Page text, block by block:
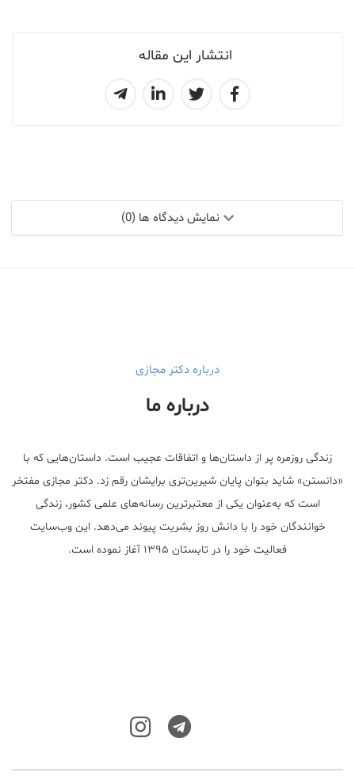
انتشار این مقاله
نمایش دیدگاه ها (0)
درباره دکتر مجازی
درباره ما
زندگی روزمره پر از داستان‌ها و اتفاقات عجیب است. داستان‌هایی که با
«دانستن» شاید بتوان پایان شیرین‌تری برایشان رقم زد. دکتر مجازی مفتخر
است که به‌عنوان یکی از معتبر‌ترین رسانه‌های علمی کشور، زندگی
خوانندگان خود را با دانش روز بشریت پیوند می‌دهد. این وب‌سایت
فعالیت خود را در تابستان ۱۳۹۵ آغاز نموده است.